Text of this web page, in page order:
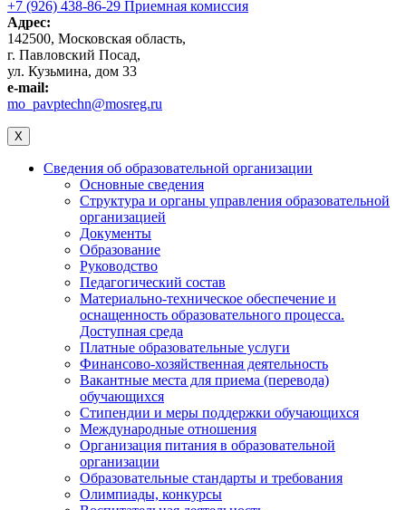
+7 (926) 438-86-29 Приемная комиссия
Адрес:
142500, Московская область,
г. Павловский Посад,
ул. Кузьмина, дом 33
e-mail:
mo_pavptechn@mosreg.ru
X
Сведения об образовательной организации
Основные сведения
Структура и органы управления образовательной
организацией
Документы
Образование
Руководство
Педагогический состав
Материально-техническое обеспечение и
оснащенность образовательного процесса.
Доступная среда
Платные образовательные услуги
Финансово-хозяйственная деятельность
Вакантные места для приема (перевода)
обучающихся
Стипендии и меры поддержки обучающихся
Международные отношения
Организация питания в образовательной
организации
Образовательные стандарты и требования
Олимпиады, конкурсы